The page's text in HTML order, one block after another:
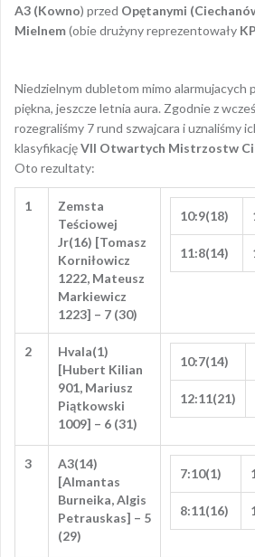
A3 (Kowno) przed Opętanymi
Mielnem(obie drużyny reprezentowały
Niedzielnym dubletom mimo alarmujacych
piękna, jeszcze letnia aura. Zgodnie z
rozegraliśmy 7 rund szwajcara i uznaliśmy
klasyfikacjęVII Otwartych Mistrzostw
Oto rezultaty:
1
Zemsta
Teściowej
Jr(16) [Tomasz
Korniłowicz
1222, Mateusz
Markiewicz
1223] – 7 (30)
10:9(18)
11:8(14)
2
Hvala(1)
[Hubert Kilian
901, Mariusz
Piątkowski
1009] – 6 (31)
10:7(14)
12:11(21)
3
A3(14)
[Almantas
Burneika, Algis
Petrauskas] – 5
(29)
7:10(1)
8:11(16)